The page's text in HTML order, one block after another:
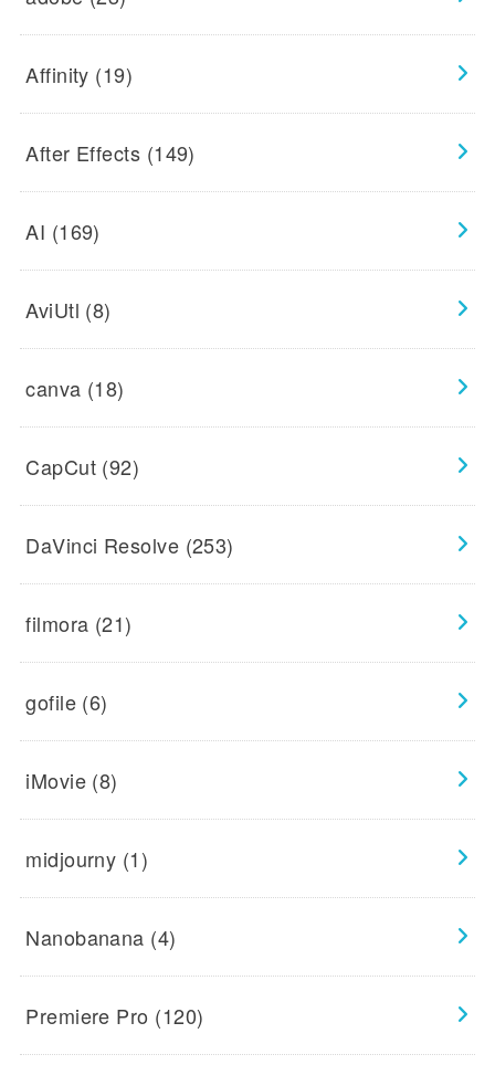
Affinity (19)
After Effects (149)
AI (169)
AviUtl (8)
canva (18)
CapCut (92)
DaVinci Resolve (253)
filmora (21)
gofile (6)
iMovie (8)
midjourny (1)
Nanobanana (4)
Premiere Pro (120)